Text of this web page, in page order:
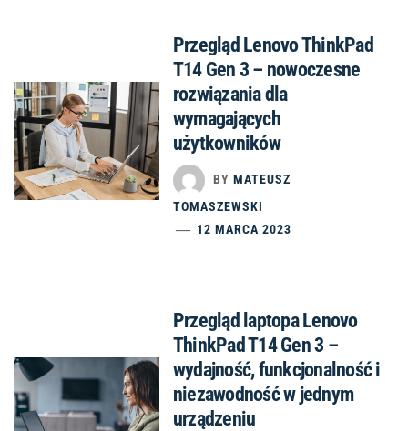
Przegląd Lenovo ThinkPad
T14 Gen 3 – nowoczesne
rozwiązania dla
wymagających
użytkowników
BY MATEUSZ
TOMASZEWSKI
12 MARCA 2023
Przegląd laptopa Lenovo
ThinkPad T14 Gen 3 –
wydajność, funkcjonalność i
niezawodność w jednym
urządzeniu